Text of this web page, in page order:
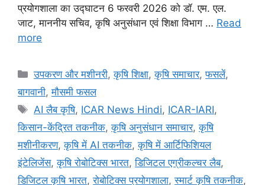
प्रयोगशाला का उद्घाटन 6 फरवरी 2026 को डॉ. एम. एल.
जाट, माननीय सचिव, कृषि अनुसंधान एवं शिक्षा विभाग … Read
more
उपकरण और मशीनरी,कृषि शिक्षा,कृषि समाचार,फसलें,
बागवानी,मौसमी फसल
AI लैब कृषि, ICAR News Hindi, ICAR-IARI,
किसान-केंद्रित तकनीक,कृषि अनुसंधान समाचार,कृषि
मशीनीकरण,कृषि में AI तकनीक,कृषि में आर्टिफिशियल
इंटेलिजेंस,कृषि रोबोटिक्स भारत,डिजिटल एग्रीकल्चर लैब,
डिजिटल कृषि भारत,रोबोटिक्स प्रयोगशाला,स्मार्ट कृषि तकनीक,